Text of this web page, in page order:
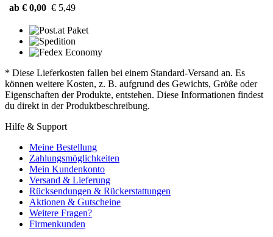
ab € 0,00 € 5,49
* Diese Lieferkosten fallen bei einem Standard-Versand an. Es
können weitere Kosten, z. B. aufgrund des Gewichts, Größe oder
Eigenschaften der Produkte, entstehen. Diese Informationen findest
du direkt in der Produktbeschreibung.
Hilfe & Support
Meine Bestellung
Zahlungsmöglichkeiten
Mein Kundenkonto
Versand & Lieferung
Rücksendungen & Rückerstattungen
Aktionen & Gutscheine
Weitere Fragen?
Firmenkunden